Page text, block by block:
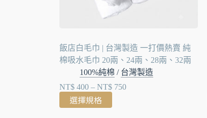
飯店白毛巾 | 台灣製造 一打價熱賣 純
棉吸水毛巾 20兩、24兩、28兩、32兩
100%純棉 / 台灣製造
NT$ 400 – NT$ 750
選擇規格